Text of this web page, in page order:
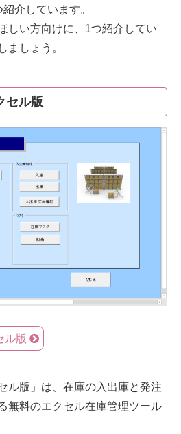
介しています。
しい方向けに、1つ紹介してい
ましょう。
セル版
ル版
ル版」は、在庫の入出庫と発注
無料のエクセル在庫管理ツール